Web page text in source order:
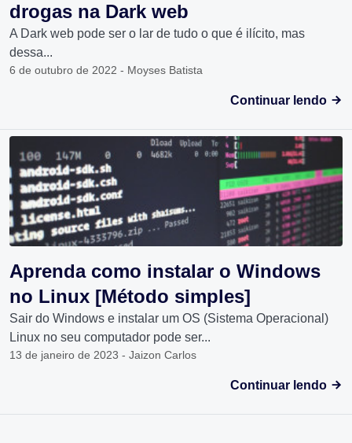
drogas na Dark web
A Dark web pode ser o lar de tudo o que é ilícito, mas
dessa...
6 de outubro de 2022 - Moyses Batista
Continuar lendo
Aprenda como instalar o Windows
no Linux [Método simples]
Sair do Windows e instalar um OS (Sistema Operacional)
Linux no seu computador pode ser...
13 de janeiro de 2023 - Jaizon Carlos
Continuar lendo